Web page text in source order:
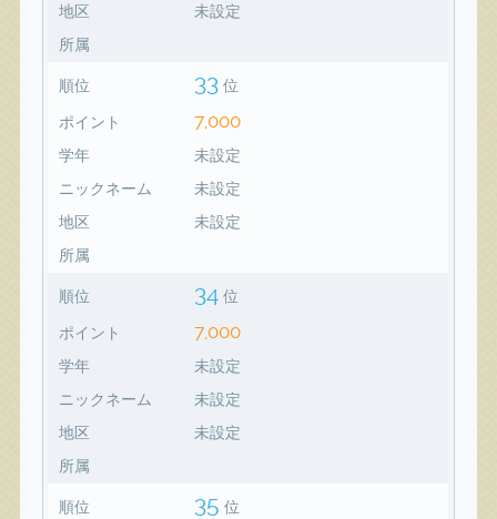
地区
未設定
所属
順位 33 位
ポイント 7,000
学年
未設定
ニックネーム
未設定
地区
未設定
所属
順位 34 位
ポイント 7,000
学年
未設定
ニックネーム
未設定
地区
未設定
所属
順位 35 位